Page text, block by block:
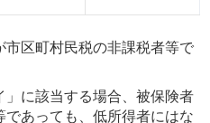
区町村民税の非課税者等で
」に該当する場合、被保険者
あっても、低所得者にはな